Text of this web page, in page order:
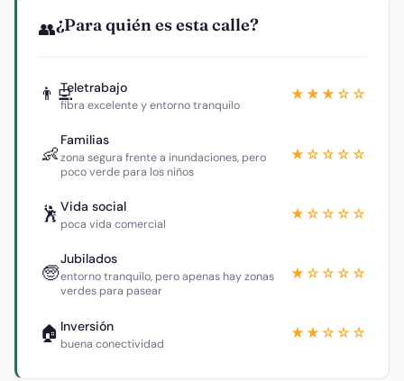
👥¿Para quién es esta calle?
👨‍💻Teletrabajo
fibra excelente y entorno tranquilo
★★★☆☆
👶
Familias
zona segura frente a inundaciones, pero
poco verde para los niños
★☆☆☆☆
🕺 Vida social
poca vida comercial
★☆☆☆☆
🧓
Jubilados
entorno tranquilo, pero apenas hay zonas
verdes para pasear
★☆☆☆☆
🏠 Inversión
buena conectividad
★★☆☆☆